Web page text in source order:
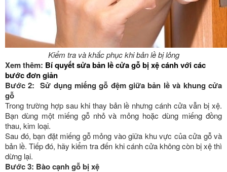
Kiểm tra và khắc phục khi bản lề bị lỏng
Xem thêm: Bí quyết sửa bản lề cửa gỗ bị xệ cánh với các
bước đơn giản
Bước 2: Sử dụng miếng gỗ đệm giữa bản lề và khung cửa
gỗ
Trong trường hợp sau khi thay bản lề nhưng cánh cửa vẫn bị xệ.
Bạn dùng một miếng gỗ nhỏ và mỏng hoặc dùng miếng đồng
thau, kim loại.
Sau đó, bạn đặt miếng gỗ mỏng vào giữa khu vực của cửa gỗ và
bản lề. Tiếp đó, hãy kiểm tra đến khi cánh cửa không còn bị xệ thì
dừng lại.
Bước 3: Bào cạnh gỗ bị xệ